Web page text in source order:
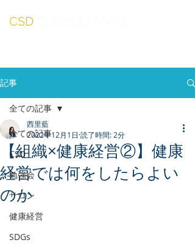
CSD
記事
全ての記事
CSD
勉強会
サロン
健康経営
SDGs
全ての記事
【組織×健康経営②】健康
経営では何をしたらよい
のか
西里藍
2022年12月1日 読了時間: 2分